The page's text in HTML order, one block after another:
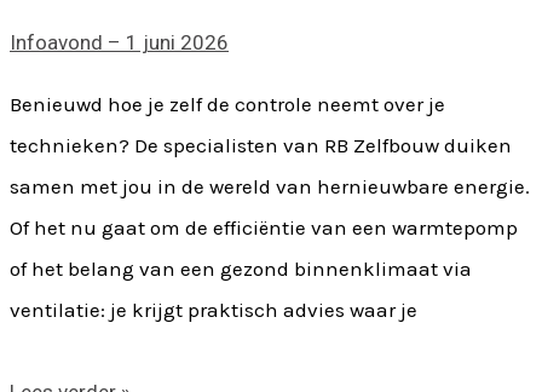
Infoavond – 1 juni 2026
Benieuwd hoe je zelf de controle neemt over je
technieken? De specialisten van RB Zelfbouw duiken
samen met jou in de wereld van hernieuwbare energie.
Of het nu gaat om de efficiëntie van een warmtepomp
of het belang van een gezond binnenklimaat via
ventilatie: je krijgt praktisch advies waar je